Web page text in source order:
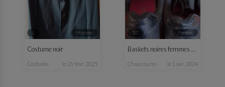
L homme
Costume noir
costume le 21 févr. 2025
37 femme
Baskets noires femmes T37
chaussures le 1 avr. 2024